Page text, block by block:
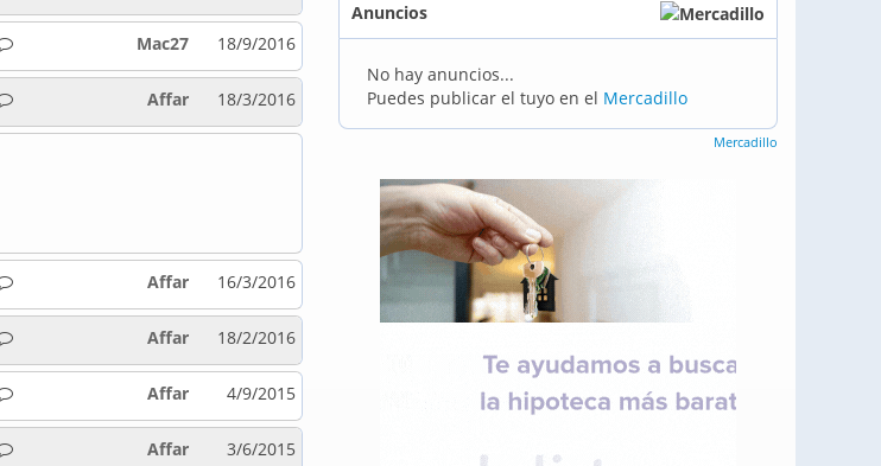
18/9/2016
Mac27
18/3/2016
Affar
16/3/2016
Affar
18/2/2016
Affar
4/9/2015
Affar
3/6/2015
Affar
Anuncios
No hay anuncios...
Puedes publicar el tuyo en el Mercadillo
Mercadillo